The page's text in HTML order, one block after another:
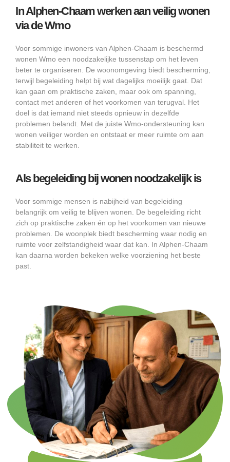
In Alphen-Chaam werken aan veilig wonen
via de Wmo
Voor sommige inwoners van Alphen-Chaam is beschermd
wonen Wmo een noodzakelijke tussenstap om het leven
beter te organiseren. De woonomgeving biedt bescherming,
terwijl begeleiding helpt bij wat dagelijks moeilijk gaat. Dat
kan gaan om praktische zaken, maar ook om spanning,
contact met anderen of het voorkomen van terugval. Het
doel is dat iemand niet steeds opnieuw in dezelfde
problemen belandt. Met de juiste Wmo-ondersteuning kan
wonen veiliger worden en ontstaat er meer ruimte om aan
stabiliteit te werken.
Als begeleiding bij wonen noodzakelijk is
Voor sommige mensen is nabijheid van begeleiding
belangrijk om veilig te blijven wonen. De begeleiding richt
zich op praktische zaken én op het voorkomen van nieuwe
problemen. De woonplek biedt bescherming waar nodig en
ruimte voor zelfstandigheid waar dat kan. In Alphen-Chaam
kan daarna worden bekeken welke voorziening het beste
past.